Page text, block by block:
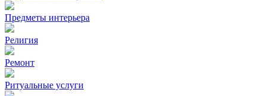
Предметы интерьера
Религия
Ремонт
Ритуальные услуги